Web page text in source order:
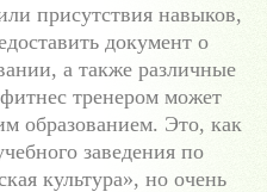
присутствия навыков,
документ о
а также различные
тренером может
образованием. Это, как
заведения по
культура», но очень